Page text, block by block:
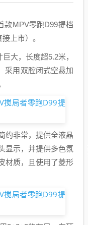
款MPV零跑D99提档
上市）。
大，长度超5.2米，
采用双腔闭式空悬加
约非常，提供全液晶
显示，并提供多色氛
材质，且使用了菱形